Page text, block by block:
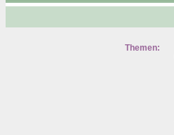
Themen: